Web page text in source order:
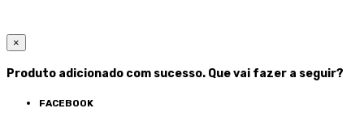
×
Produto adicionado com sucesso. Que vai fazer a seguir?
FACEBOOK